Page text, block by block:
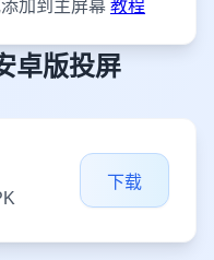
加到主屏幕 教程
卓版投屏
下载